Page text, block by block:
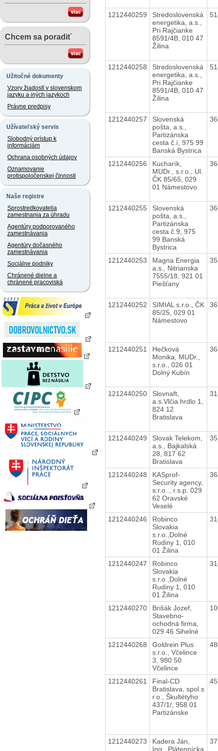
Chcem sa poradiť
Užitočné dokumenty
Vzory žiadostí v slovenskom
jazyku a iných jazykoch
Právne predpisy
Užívateľský servis
Slobodný prístup k
informáciám
Ochrana osobných údajov
Oznamovanie
protispoločenskej činnosti
Naše registre
Sprostredkovatelia
zamestnania za úhradu
Agentúry podporovaného
zamestnávania
Agentúry dočasného
zamestnávania
Sociálne podniky
Chránené dielne a
chránené pracoviská
1212440259
Stredoslovenská
energetika, a.s.,
Pri Rajčianke
8591/4B, 010 47
Žilina
1212440258
Stredoslovenská
energetika, a.s.,
Pri Rajčianke
8591/4B, 010 47
Žilina
1212440257
Slovenská
pošta, a.s.,
Partizánska
cesta č.í, 975 99
Banská Bystrica
1212440256
Kucharík,
MUDr., s.r.o., Ul.
ČK 85/65, 029
01 Námestovo
1212440255
Slovenská
pošta, a.s.,
Partizánska
cesta č.9, 975
99 Banská
Bystrica
1212440253
Magna Energia
a.s., Nitrianska
7555/18, 921 01
Piešťany
1212440252
SIMIAL s.r.o., ČK
85/25, 029 01
Námestovo
1212440251
Hečková
Monika, MUDr.,
s.r.o., 026 01
Dolný Kubín
1212440250
Slovnaft,
a.s.Vlčia hrdlo 1,
824 12
Bratislava
1212440249
Slovak Telekom,
a.s., Bajkalská
28, 817 62
Bratislava
1212440248
KASprof-
Security agency,
s.r.o.., r.s.p. 029
62 Oravské
Veselé
1212440246
Robinco
Slovakia
s.r.o.,Dolné
Rudiny 1, 010
01 Žilina
1212440247
Robinco
Slovakia
s.r.o.,Dolné
Rudiny 1, 010
01 Žilina
1212440270
Brišák Jozef,
Stavebno-
ochodná firma,
029 46 Sihelné
1212440268
Goldrein Plus
s.r.o., Včelince
3, 980 50
Včelince
1212440261
Final-CD
Bratislava, spol.s
r.o., Škultétyho
437/1/, 958 01
Partizánske
1212440273
Kadera Ján,
Ing., Plátennícka